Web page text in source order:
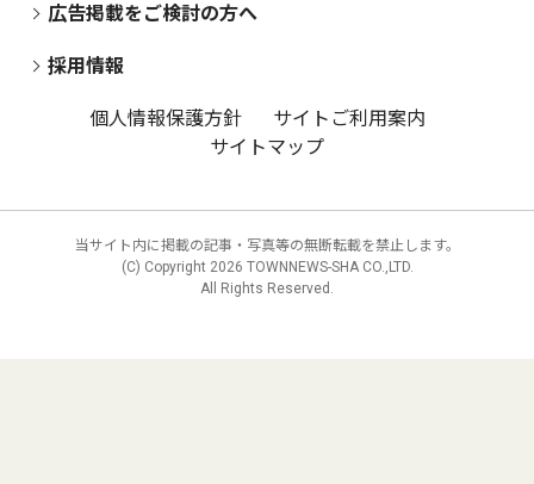
広告掲載をご検討の方へ
採用情報
個人情報保護方針
サイトご利用案内
サイトマップ
当サイト内に掲載の記事・写真等の無断転載を禁止します。
(C) Copyright 2026 TOWNNEWS-SHA CO.,LTD.
All Rights Reserved.